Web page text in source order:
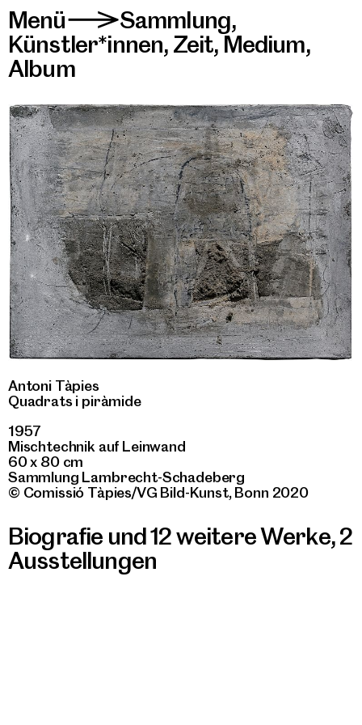
Menü>Sammlung,
Künstler*innen, Zeit, Medium,
Album
Antoni Tàpies
Quadrats i piràmide
1957
Mischtechnik auf Leinwand
60 x 80 cm
Sammlung Lambrecht-Schadeberg
© Comissió Tàpies/VG Bild-Kunst, Bonn 2020
Biografie und 12 weitere Werke,2
Ausstellungen